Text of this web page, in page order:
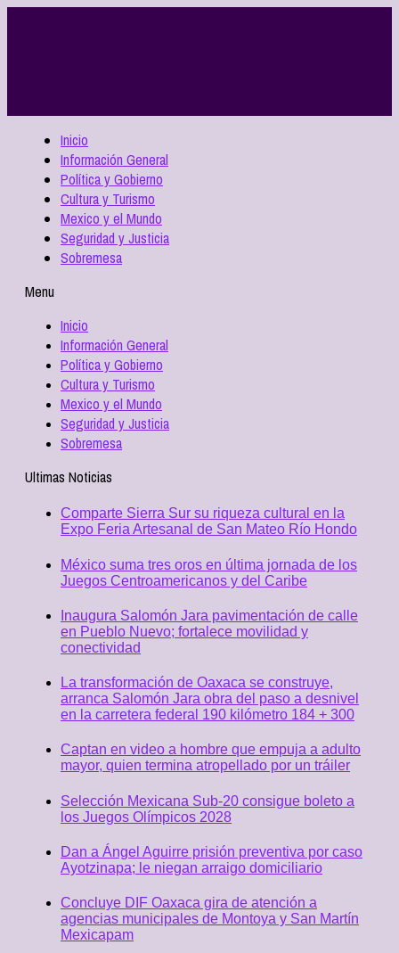
Inicio
Información General
Política y Gobierno
Cultura y Turismo
Mexico y el Mundo
Seguridad y Justicia
Sobremesa
Menu
Inicio
Información General
Política y Gobierno
Cultura y Turismo
Mexico y el Mundo
Seguridad y Justicia
Sobremesa
Ultimas Noticias
Comparte Sierra Sur su riqueza cultural en la
Expo Feria Artesanal de San Mateo Río Hondo
México suma tres oros en última jornada de los
Juegos Centroamericanos y del Caribe
Inaugura Salomón Jara pavimentación de calle
en Pueblo Nuevo; fortalece movilidad y
conectividad
La transformación de Oaxaca se construye,
arranca Salomón Jara obra del paso a desnivel
en la carretera federal 190 kilómetro 184 + 300
Captan en video a hombre que empuja a adulto
mayor, quien termina atropellado por un tráiler
Selección Mexicana Sub-20 consigue boleto a
los Juegos Olímpicos 2028
Dan a Ángel Aguirre prisión preventiva por caso
Ayotzinapa; le niegan arraigo domiciliario
Concluye DIF Oaxaca gira de atención a
agencias municipales de Montoya y San Martín
Mexicapam